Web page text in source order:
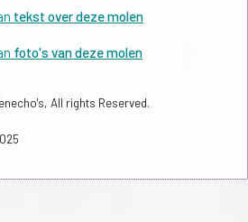
tekst over deze molen
foto's van deze molen
All rights Reserved.